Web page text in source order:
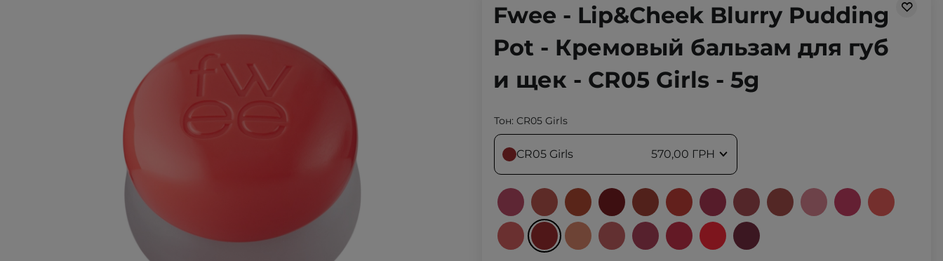
Fwee - Lip&Cheek Blurry Pudding
Pot - Кремовый бальзам для губ
и щек - CR05 Girls - 5g
Тон: CR05 Girls
CR05 Girls 570,00 ГРН